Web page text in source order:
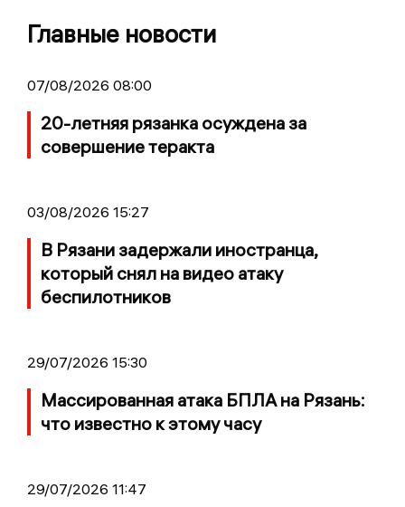
Главные новости
07/08/2026 08:00
20-летняя рязанка осуждена за
совершение теракта
03/08/2026 15:27
В Рязани задержали иностранца,
который снял на видео атаку
беспилотников
29/07/2026 15:30
Массированная атака БПЛА на Рязань:
что известно к этому часу
29/07/2026 11:47